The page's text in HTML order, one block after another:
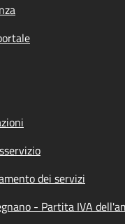
dei servizi
- Partita IVA